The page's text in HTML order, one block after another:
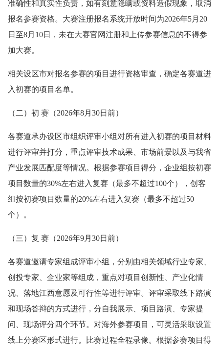
准确性和真实性负责，如有刻意隐瞒或资料造假现象，取消
报名参赛资格。大赛注册报名系统开放时间为2026年5月20
日至8月10日，未在大赛官网注册和上传参赛信息的不得参
加大赛。
相关设区市对报名参赛的项目进行资格审查，确定各赛道进
入初赛的项目名单。
（二）初 赛（2026年8月30日前）
各赛道承办设区市组织评审小组对所有进入初赛的项目材料
进行评审并打分，重点评审技术成果、市场前景以及与我省
产业发展匹配度等情况。根据参赛项目得分，企业组按初赛
项目数量的30%左右进入复赛（最多不超过100个），创客
组按初赛项目数量的20%左右进入复赛（最多不超过50
个）。
（三）复 赛（2026年9月30日前）
各赛道邀请专家组成评审小组，分别由相关领域行业专家、
创投专家、企业家等组成，重点对项目创新性、产业化情
况、落地江西意愿及可行性等进行评审。评审采取线下路演
和现场答辩的方式进行，分自我展示、项目路演、专家提
问、现场评分四个环节。对海外参赛项目，可灵活采取设置
线上分赛区形式进行。比赛过程全程录像。根据参赛项目得